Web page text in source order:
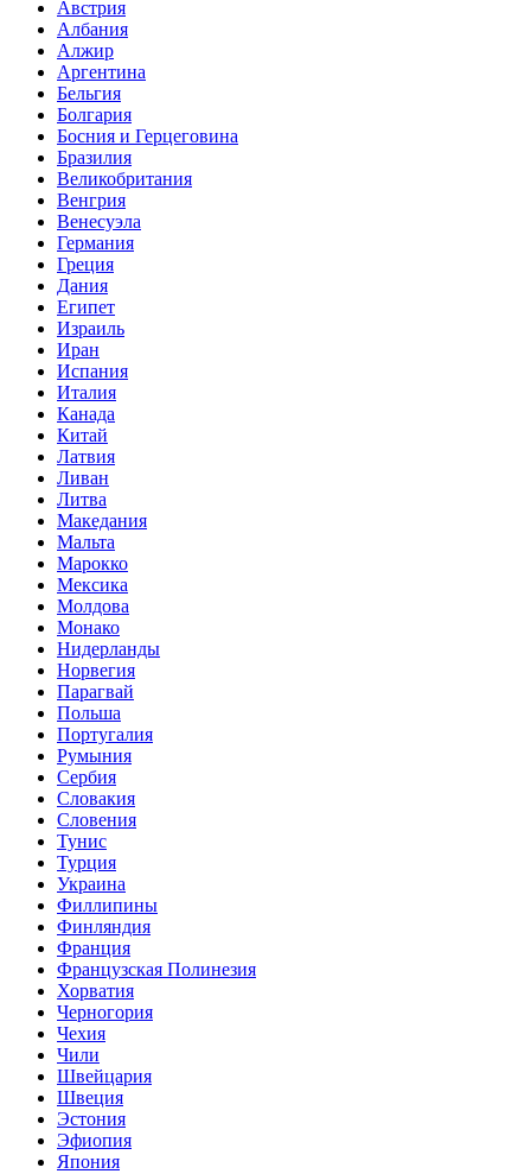
Австрия
Албания
Алжир
Аргентина
Бельгия
Болгария
Босния и Герцеговина
Бразилия
Великобритания
Венгрия
Венесуэла
Германия
Греция
Дания
Египет
Израиль
Иран
Испания
Италия
Канада
Китай
Латвия
Ливан
Литва
Македания
Мальта
Марокко
Мексика
Молдова
Монако
Нидерланды
Норвегия
Парагвай
Польша
Португалия
Румыния
Сербия
Словакия
Словения
Тунис
Турция
Украина
Филлипины
Финляндия
Франция
Французская Полинезия
Хорватия
Черногория
Чехия
Чили
Швейцария
Швеция
Эстония
Эфиопия
Япония